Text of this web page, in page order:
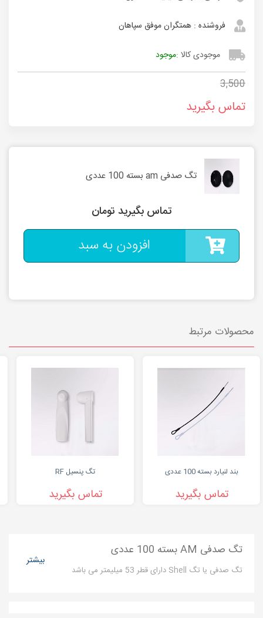
فروشنده : همتگران موفق سپاهان
موجودی کالا :موجود
3,500
تماس بگیرید
تگ صدفی am بسته 100 عددی
تماس بگیرید تومان
افزودن به سبد
محصولات مرتبط
بند لنیارد بسته 100 عددی
تماس بگیرید
تگ پنسیل RF
تماس بگیرید
تگ صدفی AM بسته 100 عددی
تگ صدفی یا تگ Shell دارای قطر 53 میلیمتر می باشد
بیشتر